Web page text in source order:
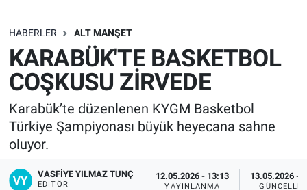
HABERLER ALT MANŞET
KARABÜK'TE BASKETBOL
COŞKUSU ZİRVEDE
Karabük’te düzenlenen KYGM Basketbol
Türkiye Şampiyonası büyük heyecana sahne
oluyor.
VASFIYE YILMAZ TUNÇ
EDITÖR
12.05.2026 - 13:13
YAYINLANMA
13.05.2026 -